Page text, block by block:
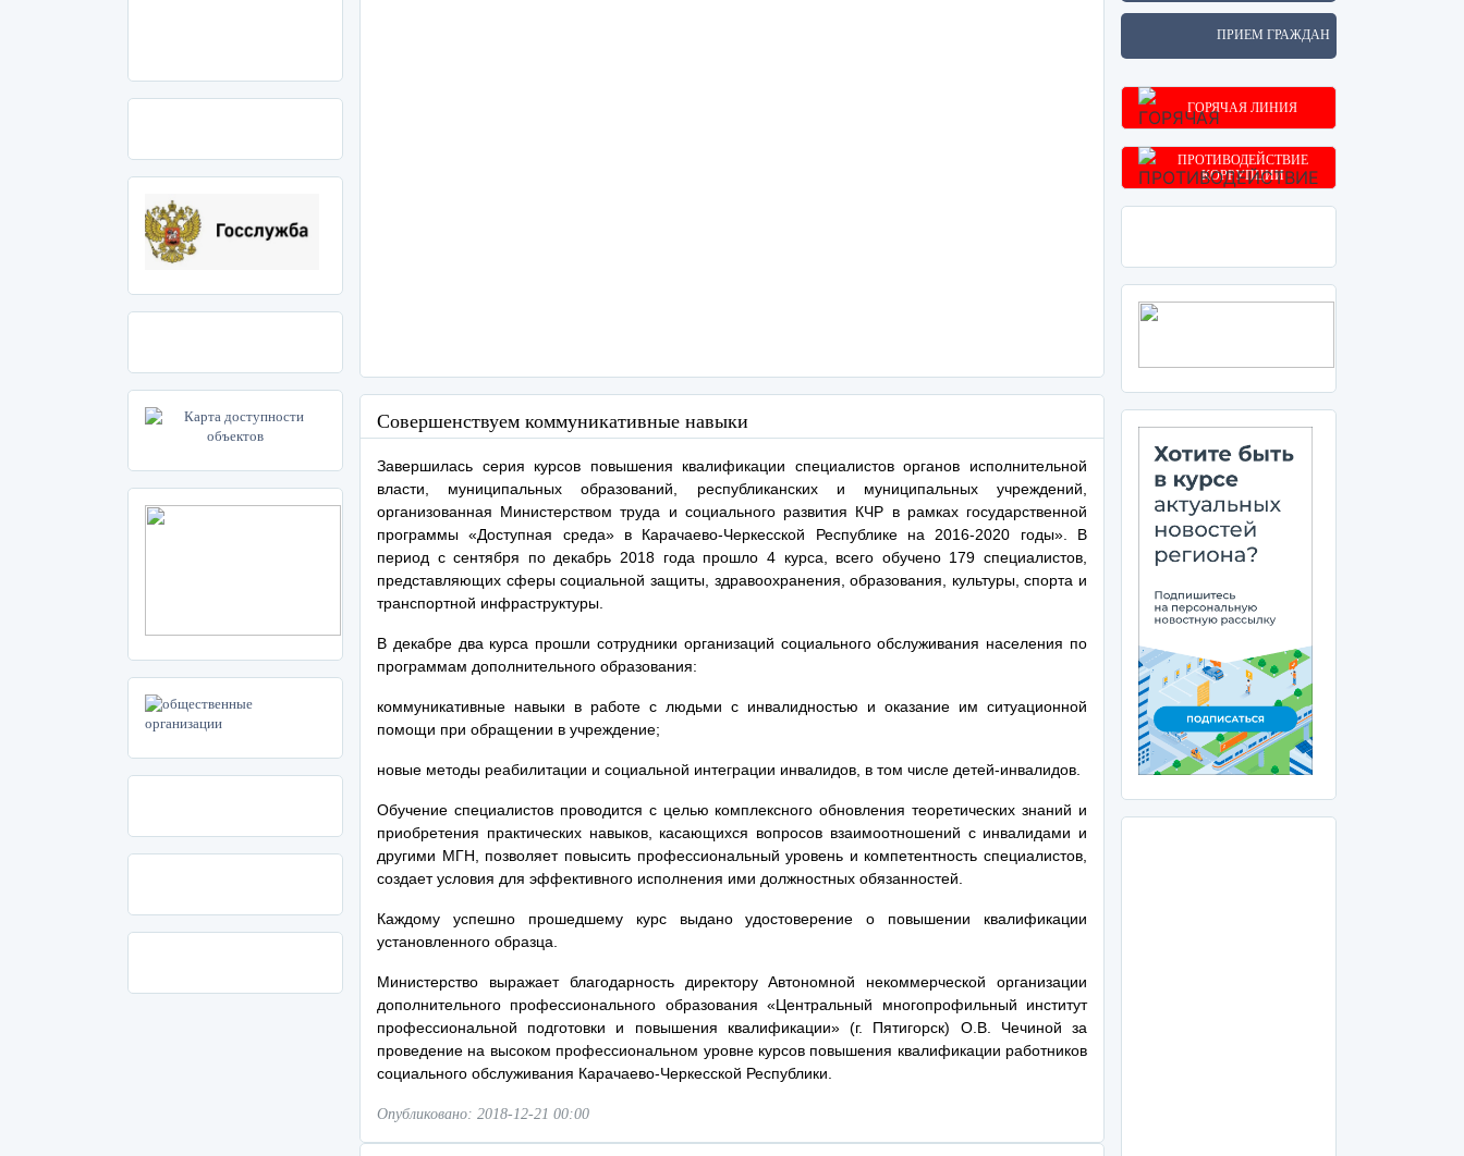
Совершенствуем коммуникативные навыки
Завершилась серия курсов повышения квалификации специалистов органов исполнительной
власти, муниципальных образований, республиканских и муниципальных учреждений,
организованная Министерством труда и социального развития КЧР в рамках государственной
программы «Доступная среда» в Карачаево-Черкесской Республике на 2016-2020 годы». В
период с сентября по декабрь 2018 года прошло 4 курса, всего обучено 179 специалистов,
представляющих сферы социальной защиты, здравоохранения, образования, культуры, спорта и
транспортной инфраструктуры.
В декабре два курса прошли сотрудники организаций социального обслуживания населения по
программам дополнительного образования:
коммуникативные навыки в работе с людьми с инвалидностью и оказание им ситуационной
помощи при обращении в учреждение;
новые методы реабилитации и социальной интеграции инвалидов, в том числе детей-инвалидов.
Обучение специалистов проводится с целью комплексного обновления теоретических знаний и
приобретения практических навыков, касающихся вопросов взаимоотношений с инвалидами и
другими МГН, позволяет повысить профессиональный уровень и компетентность специалистов,
создает условия для эффективного исполнения ими должностных обязанностей.
Каждому успешно прошедшему курс выдано удостоверение о повышении квалификации
установленного образца.
Министерство выражает благодарность директору Автономной некоммерческой организации
дополнительного профессионального образования «Центральный многопрофильный институт
профессиональной подготовки и повышения квалификации» (г. Пятигорск) О.В. Чечиной за
проведение на высоком профессиональном уровне курсов повышения квалификации работников
социального обслуживания Карачаево-Черкесской Республики.
Опубликовано: 2018-12-21 00:00
ПРИЕМ ГРАЖДАН
ГОРЯЧАЯ ЛИНИЯ
ПРОТИВОДЕЙСТВИЕ
КОРРУПЦИИ